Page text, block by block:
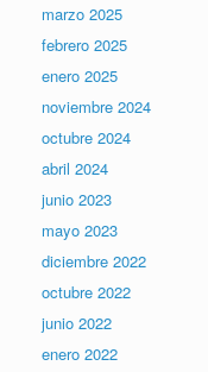
marzo 2025
febrero 2025
enero 2025
noviembre 2024
octubre 2024
abril 2024
junio 2023
mayo 2023
diciembre 2022
octubre 2022
junio 2022
enero 2022